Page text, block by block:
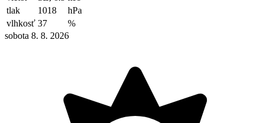
tlak
1018
hPa
vlhkosť 37
%
sobota 8. 8. 2026